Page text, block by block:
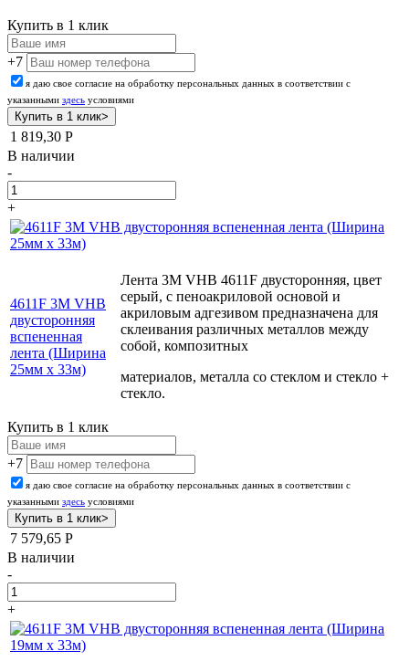
Купить в 1 клик
+7
я даю свое согласие на обработку персональных данных в соответствии с
указанными здесь условиями
1 819,30 Р
В наличии
-
+
4611F 3М VHB
двусторонняя
вспененная
лента (Ширина
25мм х 33м)
Лента 3М VHB 4611F двусторонняя, цвет
серый, с пеноакриловой основой и
акриловым адгезивом предназначена для
склеивания различных металлов между
собой, композитных
материалов, металла со стеклом и стекло +
стекло.
Купить в 1 клик
+7
я даю свое согласие на обработку персональных данных в соответствии с
указанными здесь условиями
7 579,65 Р
В наличии
-
+